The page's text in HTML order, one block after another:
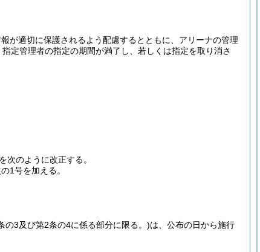
が適切に保護されるよう配慮するとともに、アリーナの管理
指定管理者の指定の期間が満了し、若しくは指定を取り消さ
次のように改正する。
1号を加える。
の3及び第2条の4に係る部分に限る。)は、公布の日から施行